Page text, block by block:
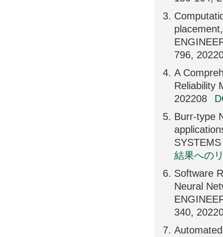
796,
A
Reliability
202208
Burr-type
結果への
Software
Neural
340,